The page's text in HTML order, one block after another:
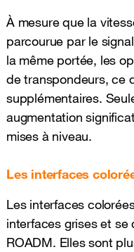
À mesure que la
parcourue par le
la même portée, les
de transpondeurs, ce
supplémentaires.
augmentation
mises à niveau.
Les interfaces
Les interfaces
interfaces grises et
ROADM. Elles sont